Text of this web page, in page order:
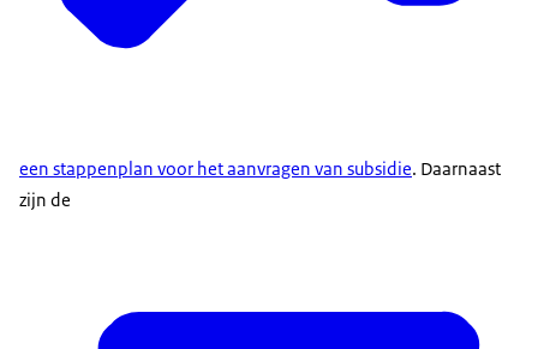
een stappenplan voor het aanvragen van subsidie. Daarnaast
zijn de